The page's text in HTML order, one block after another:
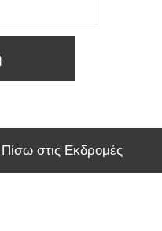
Πίσω στις Εκδρομές